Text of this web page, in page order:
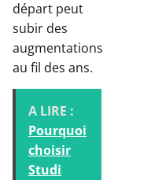
départ peut
subir des
augmentations
au fil des ans.
A LIRE :
Pourquoi
choisir
Studi